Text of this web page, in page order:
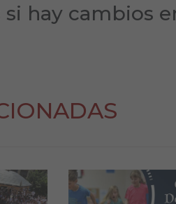
hay cambios